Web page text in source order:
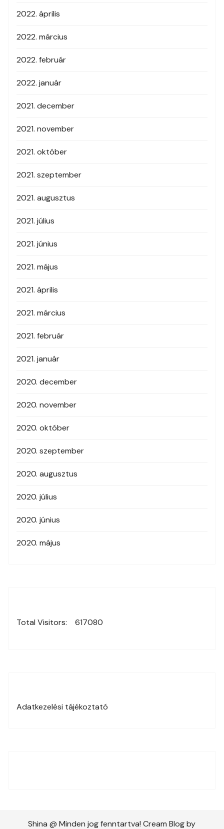
2022. április
2022. március
2022. február
2022. január
2021. december
2021. november
2021. október
2021. szeptember
2021. augusztus
2021. július
2021. június
2021. május
2021. április
2021. március
2021. február
2021. január
2020. december
2020. november
2020. október
2020. szeptember
2020. augusztus
2020. július
2020. június
2020. május
Total Visitors: 617080
Adatkezelési tájékoztató
Shina @ Minden jog fenntartva! Cream Blog by